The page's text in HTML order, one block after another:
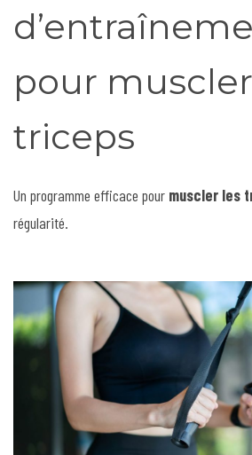
pour
triceps
Un programme efficace pour muscler les
régularité.